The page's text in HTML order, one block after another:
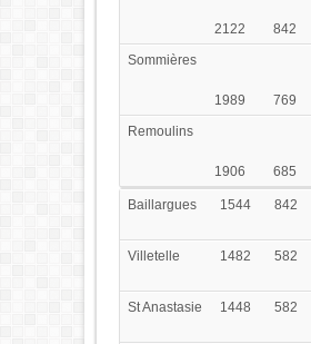
2122 842
Sommières
1989 769
Remoulins
1906 685
Baillargues 1544 842
Villetelle
1482 582
St Anastasie
1448 582